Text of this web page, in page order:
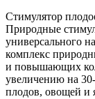
Стимулятор
Природные
универсального
комплекс
и повышающих
увеличению на
плодов, овощей и